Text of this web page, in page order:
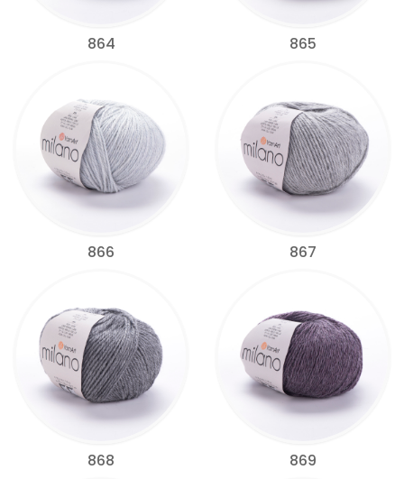
864 865
866 867
868 869